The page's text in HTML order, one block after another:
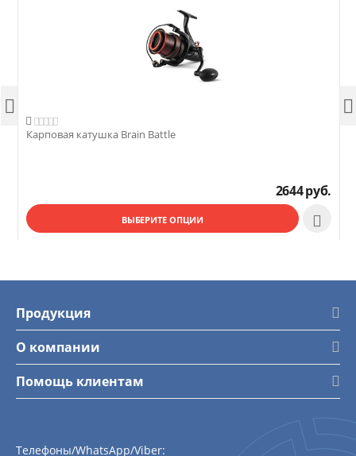

Карповая катушка Brain Battle
2644руб.
ВЫБЕРИТЕ ОПЦИИ 
 
Продукция
О компании
Помощь клиентам
Телефоны/WhatsApp/Viber: